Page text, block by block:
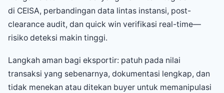
di CEISA, perbandingan data lintas instansi, post-
clearance audit, dan quick win verifikasi real-time—
risiko deteksi makin tinggi.
Langkah aman bagi eksportir: patuh pada nilai
transaksi yang sebenarnya, dokumentasi lengkap, dan
tidak menekan atau ditekan buyer untuk memanipulasi